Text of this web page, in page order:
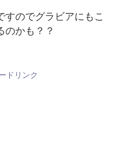
すのでグラビアにもこ
のかも？？
ドリンク